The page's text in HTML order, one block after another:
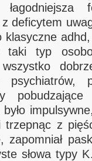
deficytem
taki typ
z
zapomniał
słowa typy